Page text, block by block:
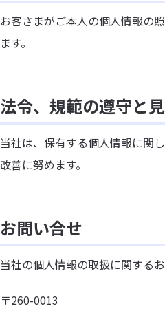
お客さまがご本人の個人情報の
ます。
法令、規範の遵守と
当社は、保有する個人情報に関
改善に努めます。
お問い合せ
当社の個人情報の取扱に関する
〒260-0013